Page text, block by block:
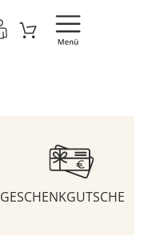
GESCHENKGUTSCHEINE